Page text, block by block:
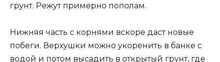
грунт. Режут примерно пополам.
Нижняя часть с корнями вскоре даст новые
побеги. Верхушки можно укоренить в банке с
водой и потом высадить в открытый грунт, где